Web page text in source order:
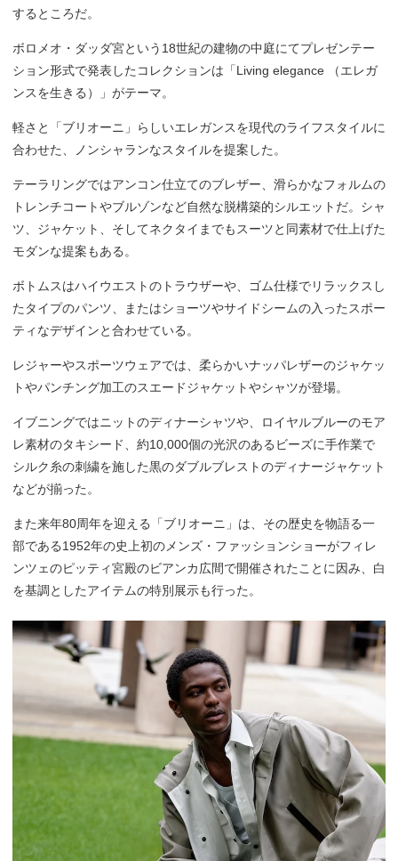
するところだ。
ボロメオ・ダッダ宮という18世紀の建物の中庭にてプレゼンテー
ション形式で発表したコレクションは「Living elegance （エレガ
ンスを生きる）」がテーマ。
軽さと「ブリオーニ」らしいエレガンスを現代のライフスタイルに
合わせた、ノンシャランなスタイルを提案した。
テーラリングではアンコン仕立てのブレザー、滑らかなフォルムの
トレンチコートやブルゾンなど自然な脱構築的シルエットだ。シャ
ツ、ジャケット、そしてネクタイまでもスーツと同素材で仕上げた
モダンな提案もある。
ボトムスはハイウエストのトラウザーや、ゴム仕様でリラックスし
たタイプのパンツ、またはショーツやサイドシームの入ったスポー
ティなデザインと合わせている。
レジャーやスポーツウェアでは、柔らかいナッパレザーのジャケッ
トやパンチング加工のスエードジャケットやシャツが登場。
イブニングではニットのディナーシャツや、ロイヤルブルーのモア
レ素材のタキシード、約10,000個の光沢のあるビーズに手作業で
シルク糸の刺繍を施した黒のダブルブレストのディナージャケット
などが揃った。
また来年80周年を迎える「ブリオーニ」は、その歴史を物語る一
部である1952年の史上初のメンズ・ファッションショーがフィレ
ンツェのピッティ宮殿のビアンカ広間で開催されたことに因み、白
を基調としたアイテムの特別展示も行った。